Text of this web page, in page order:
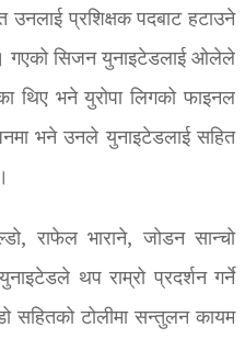
उनलाई प्रशिक्षक पदबाट हटाउने
गएको सिजन युनाइटेडलाई ओलेले
थिए भने युरोपा लिगको फाइनल
भने उनले युनाइटेडलाई सहित
राफेल भाराने, जोडन सान्चो
थप राम्रो प्रदर्शन गर्ने
सहितको टोलीमा सन्तुलन कायम